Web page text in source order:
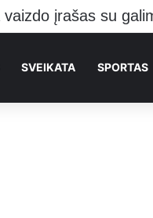
SVEIKATA SPORTAS